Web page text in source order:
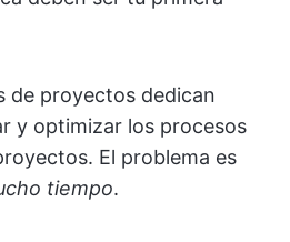
de proyectos dedican
y optimizar los procesos
El problema es
tiempo.